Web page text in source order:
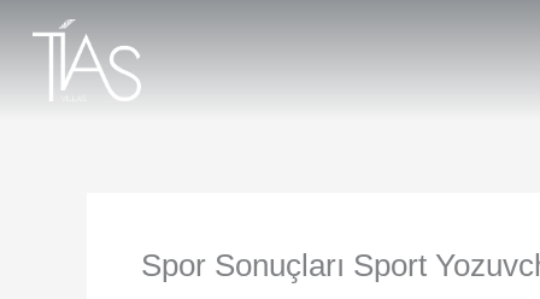
Spor Sonuçları Sport